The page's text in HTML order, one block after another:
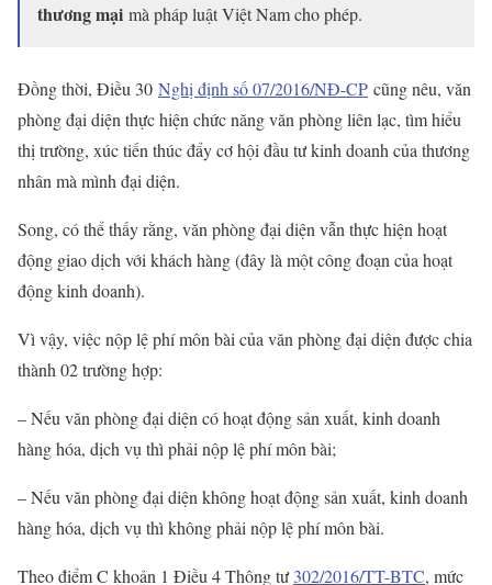
thương mại mà pháp luật Việt Nam cho phép.
Đồng thời, Điều 30 Nghị định số 07/2016/NĐ-CP cũng nêu, văn
phòng đại diện thực hiện chức năng văn phòng liên lạc, tìm hiểu
thị trường, xúc tiến thúc đẩy cơ hội đầu tư kinh doanh của thương
nhân mà mình đại diện.
Song, có thể thấy rằng, văn phòng đại diện vẫn thực hiện hoạt
động giao dịch với khách hàng (đây là một công đoạn của hoạt
động kinh doanh).
Vì vậy, việc nộp lệ phí môn bài của văn phòng đại diện được chia
thành 02 trường hợp:
– Nếu văn phòng đại diện có hoạt động sản xuất, kinh doanh
hàng hóa, dịch vụ thì phải nộp lệ phí môn bài;
– Nếu văn phòng đại diện không hoạt động sản xuất, kinh doanh
hàng hóa, dịch vụ thì không phải nộp lệ phí môn bài.
Theo điểm C khoản 1 Điều 4 Thông tư302/2016/TT-BTC, mức